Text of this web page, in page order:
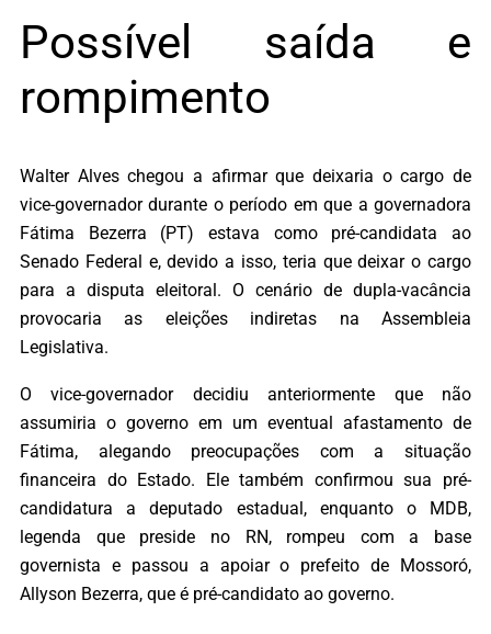
Possível saída e
rompimento
Walter Alves chegou a afirmar que deixaria o cargo de
vice-governador durante o período em que a governadora
Fátima Bezerra (PT) estava como pré-candidata ao
Senado Federal e, devido a isso, teria que deixar o cargo
para a disputa eleitoral. O cenário de dupla-vacância
provocaria as eleições indiretas na Assembleia
Legislativa.
O vice-governador decidiu anteriormente que não
assumiria o governo em um eventual afastamento de
Fátima, alegando preocupações com a situação
financeira do Estado. Ele também confirmou sua pré-
candidatura a deputado estadual, enquanto o MDB,
legenda que preside no RN, rompeu com a base
governista e passou a apoiar o prefeito de Mossoró,
Allyson Bezerra, que é pré-candidato ao governo.